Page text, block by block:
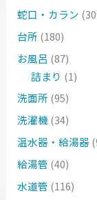
蛇口・カラン
台所 (180)
お風呂 (87)
詰まり (1)
洗面所 (95)
洗濯機(34)
温水器・給湯器
給湯管 (40)
水道管 (116)